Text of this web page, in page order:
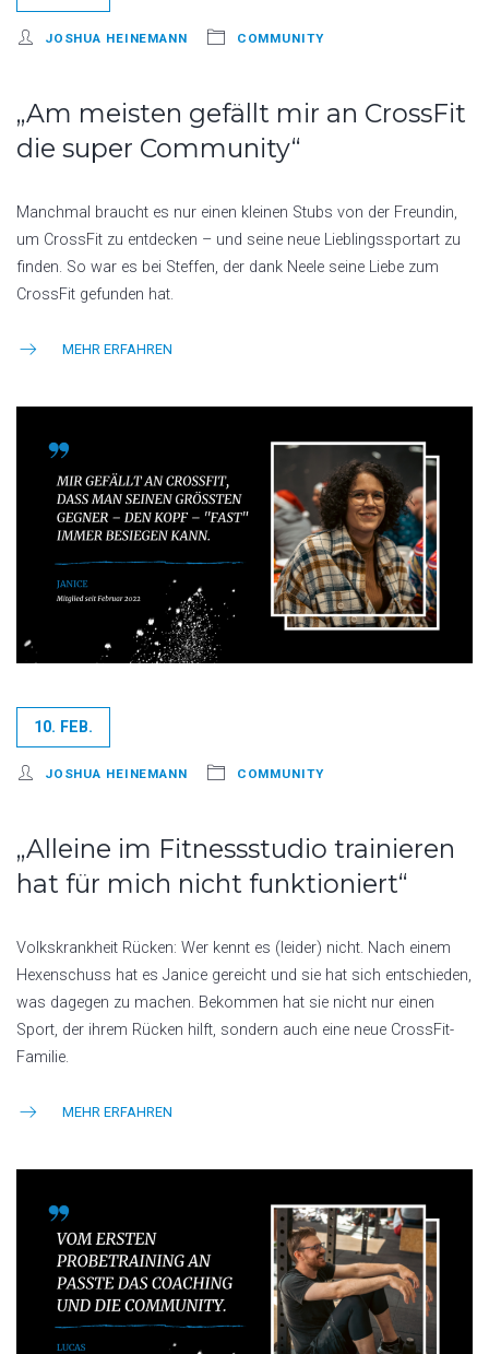
JOSHUA HEINEMANN COMMUNITY
„Am meisten gefällt mir an CrossFit
die super Community“
Manchmal braucht es nur einen kleinen Stubs von der Freundin,
um CrossFit zu entdecken – und seine neue Lieblingssportart zu
finden. So war es bei Steffen, der dank Neele seine Liebe zum
CrossFit gefunden hat.
MEHR ERFAHREN
10. FEB.
JOSHUA HEINEMANN COMMUNITY
„Alleine im Fitnessstudio trainieren
hat für mich nicht funktioniert“
Volkskrankheit Rücken: Wer kennt es (leider) nicht. Nach einem
Hexenschuss hat es Janice gereicht und sie hat sich entschieden,
was dagegen zu machen. Bekommen hat sie nicht nur einen
Sport, der ihrem Rücken hilft, sondern auch eine neue CrossFit-
Familie.
MEHR ERFAHREN